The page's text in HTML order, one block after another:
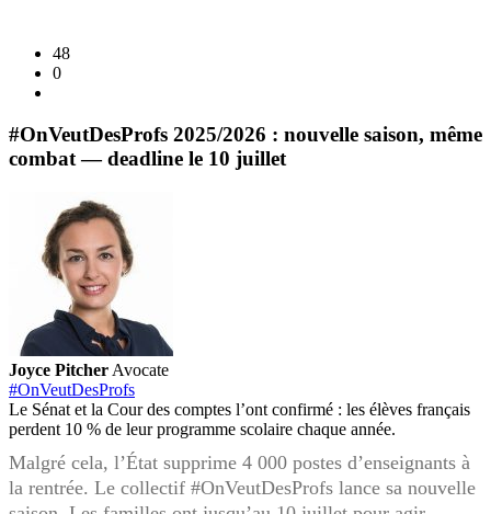
48
0
#OnVeutDesProfs 2025/2026 : nouvelle saison, même
combat — deadline le 10 juillet
Joyce Pitcher Avocate
#OnVeutDesProfs
Le Sénat et la Cour des comptes l’ont confirmé : les élèves français
perdent 10 % de leur programme scolaire chaque année.
Malgré cela, l’État supprime 4 000 postes d’enseignants à
la rentrée. Le collectif #OnVeutDesProfs lance sa nouvelle